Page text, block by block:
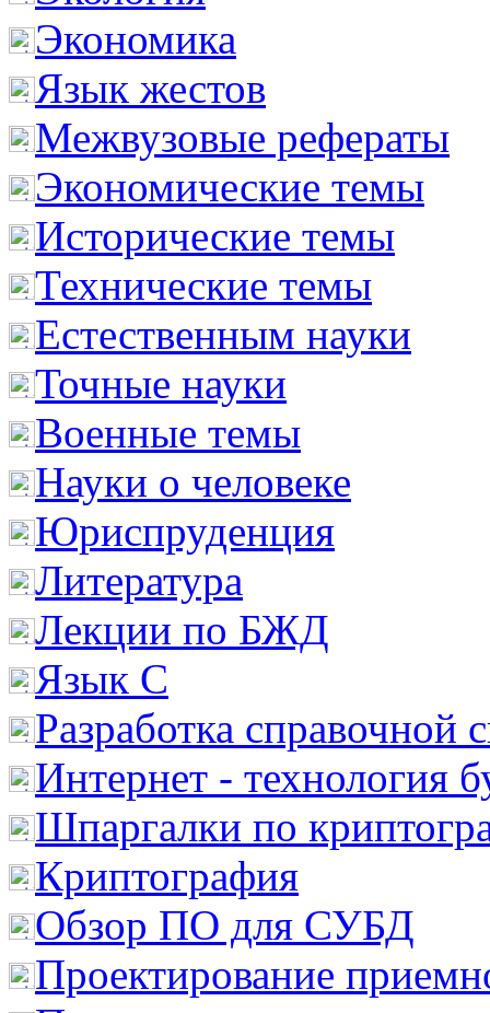
Экономика
Язык жестов
Межвузовые рефераты
Экономические темы
Исторические темы
Технические темы
Естественным науки
Точные науки
Военные темы
Науки о человеке
Юриспруденция
Литература
Лекции по БЖД
Язык С
Разработка справочной
Интернет - технология
Шпаргалки по
Криптография
Обзор ПО для СУБД
Проектирование